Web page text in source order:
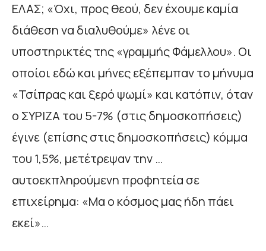
ΕΛΑΣ; «Όχι, προς θεού, δεν έχουμε καμία
διάθεση να διαλυθούμε» λένε οι
υποστηρικτές της «γραμμής Φάμελλου». Οι
οποίοι εδώ και μήνες εξέπεμπαν το μήνυμα
«Τσίπρας και ξερό ψωμί» και κατόπιν, όταν
ο ΣΥΡΙΖΑ του 5-7% (στις δημοσκοπήσεις)
έγινε (επίσης στις δημοσκοπήσεις) κόμμα
του 1,5%, μετέτρεψαν την …
αυτοεκπληρούμενη προφητεία σε
επιχείρημα: «Μα ο κόσμος μας ήδη πάει
εκεί»…